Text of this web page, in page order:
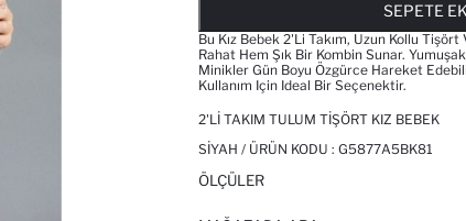
SEPETE
Bu Kız Bebek 2'li Takım, Uzun Kollu
Rahat Hem Şık Bir Kombin Sunar.
Minikler Gün Boyu Özgürce Hareket
Kullanım Için Ideal Bir Seçenektir.
2'LI TAKIM TULUM TIŞÖRT KIZ BEBEK
SIYAH / ÜRÜN KODU : G5877A5BK81
ÖLÇÜLER